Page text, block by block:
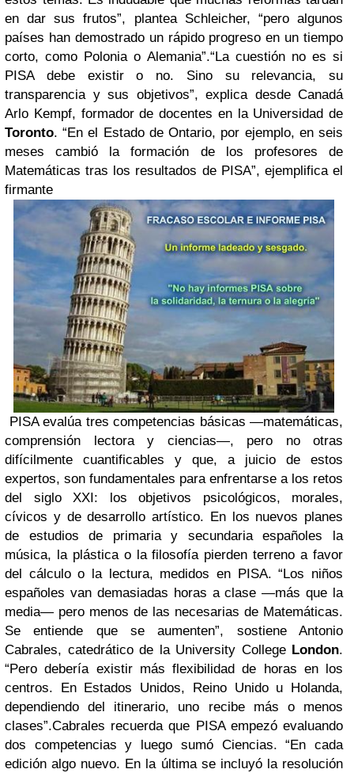
en dar sus frutos”, plantea Schleicher, “pero algunos
países han demostrado un rápido progreso en un tiempo
corto, como Polonia o Alemania”.“La cuestión no es si
PISA debe existir o no. Sino su relevancia, su
transparencia y sus objetivos”, explica desde Canadá
Arlo Kempf, formador de docentes en la Universidad de
Toronto. “En el Estado de Ontario, por ejemplo, en seis
meses cambió la formación de los profesores de
Matemáticas tras los resultados de PISA”, ejemplifica el
firmante
PISA evalúa tres competencias básicas —matemáticas,
comprensión lectora y ciencias—, pero no otras
difícilmente cuantificables y que, a juicio de estos
expertos, son fundamentales para enfrentarse a los retos
del siglo XXI: los objetivos psicológicos, morales,
cívicos y de desarrollo artístico. En los nuevos planes
de estudios de primaria y secundaria españoles la
música, la plástica o la filosofía pierden terreno a favor
del cálculo o la lectura, medidos en PISA. “Los niños
españoles van demasiadas horas a clase —más que la
media— pero menos de las necesarias de Matemáticas.
Se entiende que se aumenten”, sostiene Antonio
Cabrales, catedrático de la University College London.
“Pero debería existir más flexibilidad de horas en los
centros. En Estados Unidos, Reino Unido u Holanda,
dependiendo del itinerario, uno recibe más o menos
clases”.Cabrales recuerda que PISA empezó evaluando
dos competencias y luego sumó Ciencias. “En cada
edición algo nuevo. En la última se incluyó la resolución